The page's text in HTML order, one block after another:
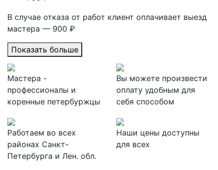
В случае отказа от работ клиент оплачивает выезд
мастера — 900 ₽
Показать больше
Мастера -
профессионалы и
коренные петербуржцы
Вы можете произвести
оплату удобным для
себя способом
Работаем во всех
районах Санкт-
Петербурга и Лен. обл.
Наши цены доступны
для всех